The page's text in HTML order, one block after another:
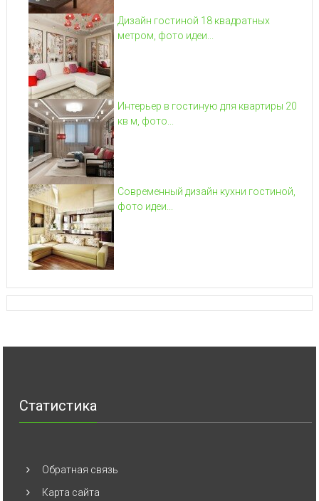
Дизайн гостиной 18 квадратных
метром, фото идеи...
Интерьер в гостиную для квартиры 20
кв м, фото...
Современный дизайн кухни гостиной,
фото идеи...
Статистика
Обратная связь
Карта сайта